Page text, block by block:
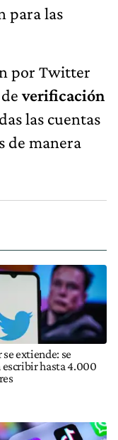
para las
por Twitter
deverificación
las cuentas
de manera
extiende: se
escribir hasta 4.000